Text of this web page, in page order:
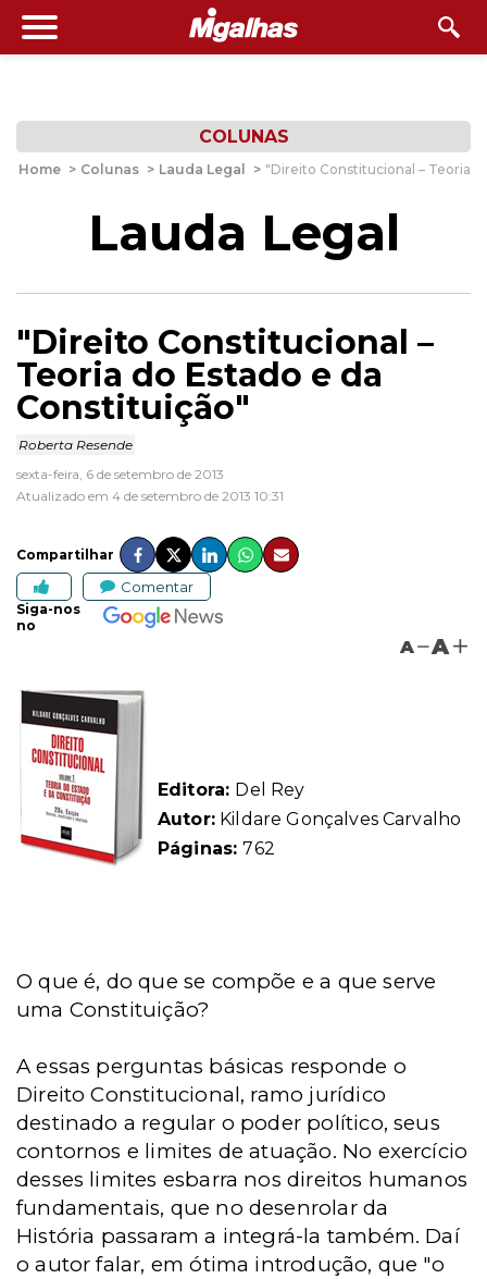
COLUNAS
Home > Colunas > Lauda Legal > "Direito Constitucional – Teoria
Lauda Legal
"Direito Constitucional –
Teoria do Estado e da
Constituição"
Roberta Resende
sexta-feira, 6 de setembro de 2013
Atualizado em 4 de setembro de 2013 10:31
Compartilhar
Comentar
Siga-nos
no
A A
Editora: Del Rey
Autor:Kildare Gonçalves Carvalho
Páginas:762
O que é, do que se compõe e a que serve
uma Constituição?
A essas perguntas básicas responde o
Direito Constitucional, ramo jurídico
destinado a regular o poder político, seus
contornos e limites de atuação. No exercício
desses limites esbarra nos direitos humanos
fundamentais, que no desenrolar da
História passaram a integrá-la também. Daí
o autor falar, em ótima introdução, que "o